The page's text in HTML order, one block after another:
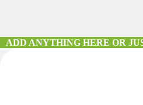
ADD ANYTHING HERE OR